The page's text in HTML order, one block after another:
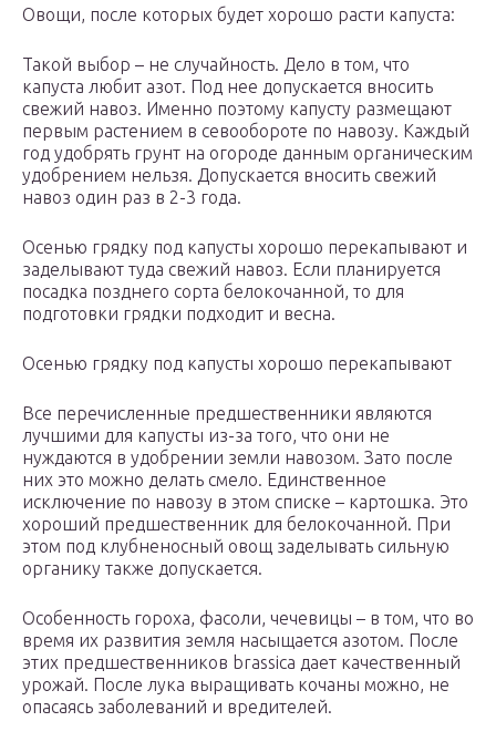
Овощи, после которых будет хорошо расти капуста:
Такой выбор – не случайность. Дело в том, что
капуста любит азот. Под нее допускается вносить
свежий навоз. Именно поэтому капусту размещают
первым растением в севообороте по навозу. Каждый
год удобрять грунт на огороде данным органическим
удобрением нельзя. Допускается вносить свежий
навоз один раз в 2-3 года.
Осенью грядку под капусты хорошо перекапывают и
заделывают туда свежий навоз. Если планируется
посадка позднего сорта белокочанной, то для
подготовки грядки подходит и весна.
Осенью грядку под капусты хорошо перекапывают
Все перечисленные предшественники являются
лучшими для капусты из-за того, что они не
нуждаются в удобрении земли навозом. Зато после
них это можно делать смело. Единственное
исключение по навозу в этом списке – картошка. Это
хороший предшественник для белокочанной. При
этом под клубненосный овощ заделывать сильную
органику также допускается.
Особенность гороха, фасоли, чечевицы – в том, что во
время их развития земля насыщается азотом. После
этих предшественников brassica дает качественный
урожай. После лука выращивать кочаны можно, не
опасаясь заболеваний и вредителей.